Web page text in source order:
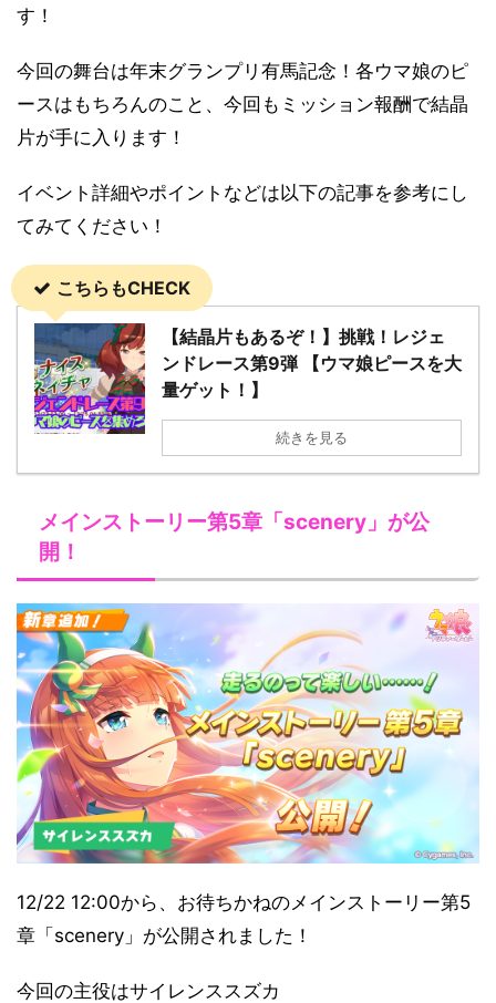
す！
今回の舞台は年末グランプリ有馬記念！各ウマ娘のピ
ースはもちろんのこと、今回もミッション報酬で結晶
片が手に入ります！
イベント詳細やポイントなどは以下の記事を参考にし
てみてください！
こちらもCHECK
【結晶片もあるぞ！】挑戦！レジェ
ンドレース第9弾 【ウマ娘ピースを大
量ゲット！】
続きを見る
メインストーリー第5章「scenery」が公
開！
12/22 12:00から、お待ちかねのメインストーリー第5
章「scenery」が公開されました！
今回の主役はサイレンススズカ